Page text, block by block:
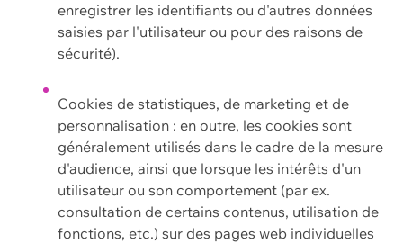
enregistrer les identifiants ou d'autres données
saisies par l'utilisateur ou pour des raisons de
sécurité).
Cookies de statistiques, de marketing et de
personnalisation : en outre, les cookies sont
généralement utilisés dans le cadre de la mesure
d'audience, ainsi que lorsque les intérêts d'un
utilisateur ou son comportement (par ex.
consultation de certains contenus, utilisation de
fonctions, etc.) sur des pages web individuelles